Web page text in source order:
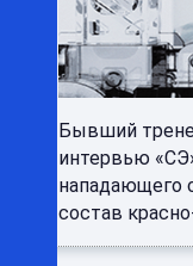
Бывший
интервью
нападающего
состав